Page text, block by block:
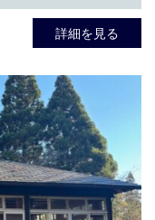
詳細を見る